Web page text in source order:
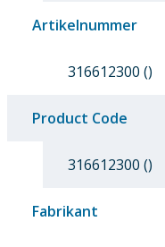
Artikelnummer
316612300 ()
Product Code
316612300 ()
Fabrikant